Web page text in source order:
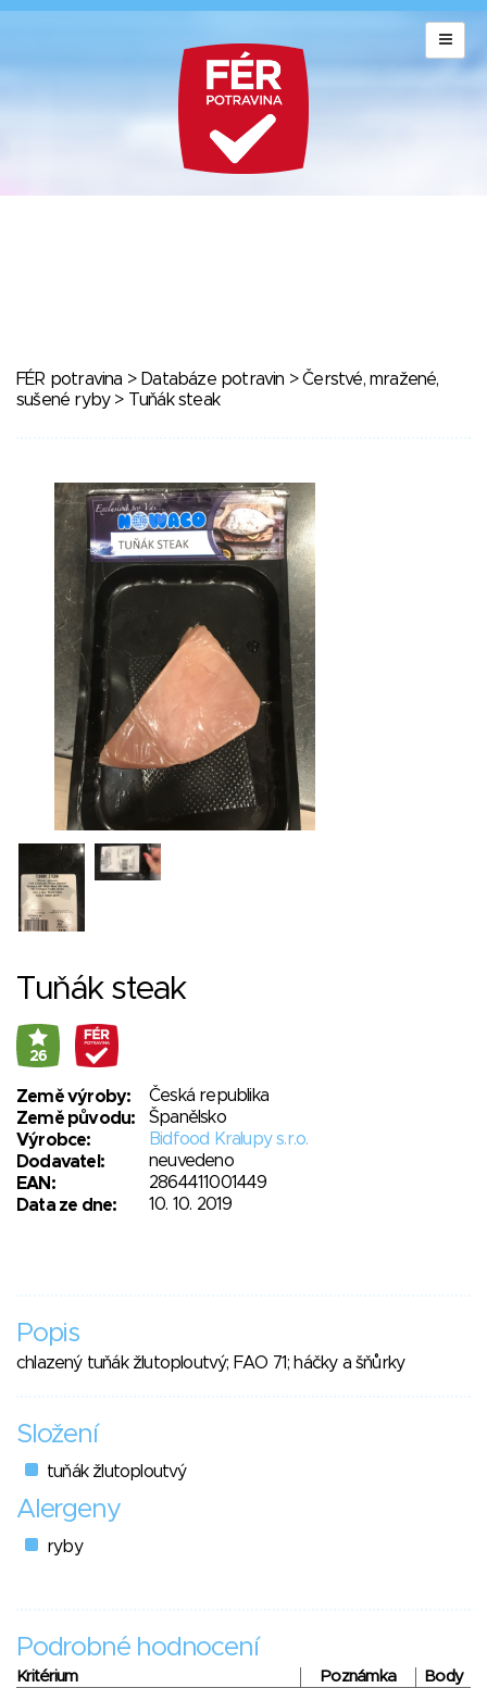
FÉR potravina > Databáze potravin >Čerstvé, mražené,
sušené ryby> Tuňák steak
Tuňák steak
26
Země výroby:
Česká republika
Země původu:
Španělsko
Výrobce:
Bidfood Kralupy s.r.o.
Dodavatel:
neuvedeno
EAN:
2864411001449
Data ze dne:
10. 10. 2019
Popis
chlazený tuňák žlutoploutvý; FAO 71; háčky a šňůrky
Složení
tuňák žlutoploutvý
Alergeny
ryby
Podrobné hodnocení
Kritérium Poznámka
Body